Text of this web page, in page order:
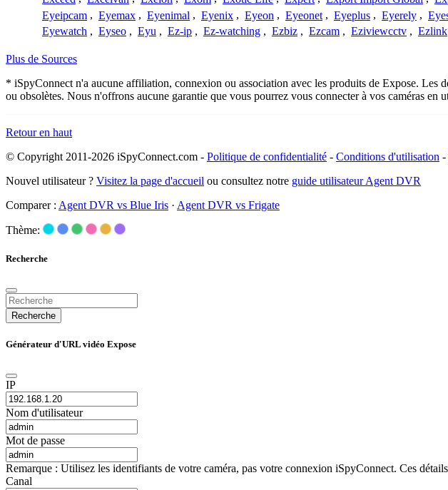
Eyeipcam , Eyemax , Eyenimal , Eyenix , Eyeon , Eyeonet , Eyeplus , Eyerely ,
Eyewatch , Eyseo , Eyu , Ez-ip , Ez-watching , Ezbiz , Ezcam , Eziviewcctv , Ezlink
Plus de Sources
* iSpyConnect n'a aucune affiliation, connexion ou association avec les produits de Expose.
ou obsolètes. Nous n'offrons aucune garantie que vous pourrez vous connecter à vos caméras en
Retour en haut
© Copyright 2011-2026 iSpyConnect.com - Politique de confidentialité - Conditions d'utilisation -
Nouvel utilisateur ? Visitez la page d'accueil ou consultez notre guide utilisateur Agent DVR
Comparer : Agent DVR vs Blue Iris · Agent DVR vs Frigate
Thème:
Recherche
Recherche
Générateur d'URL vidéo Expose
IP
Nom d'utilisateur
Mot de passe
Remarque : Utilisez les identifiants de votre caméra, pas votre connexion iSpyConnect. Ces
Canal